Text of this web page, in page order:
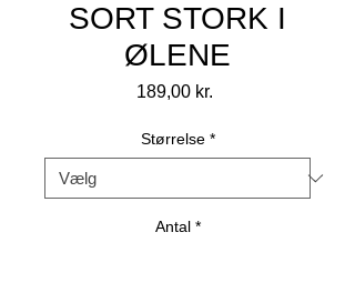
SORT STORK I
ØLENE
189,00 kr.
Størrelse *
Antal *